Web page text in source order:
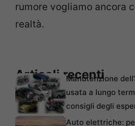
rumore vogliamo ancora
realtà.
Articoli recenti
Manutenzione
usata a lungo
consigli degli
Auto elettriche: